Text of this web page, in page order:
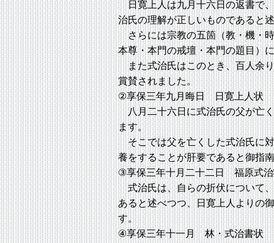
日寛上人は九月十六日の返書で
治氏の理解が正しいものであると
さらには宗教の五箇（教・機・
本尊・本門の戒壇・本門の題目）
また式治氏はこのとき、百人余
賞賛されました。
②享保三年九月晦日 日寛上人状
八月二十六日に式治氏の父が亡
ます。
そこでは父を亡くした式治氏に
養をすることが肝要であると御指
③享保三年十月二十二日 福原式
式治氏は、自らの折伏について
あると述べつつ、日寛上人よりの
す。
④享保三年十一月 林・式治書状